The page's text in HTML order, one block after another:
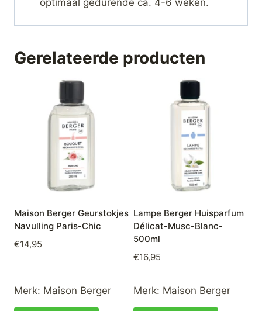
Gerelateerde producten
Maison Berger Geurstokjes
Navulling Paris-Chic
€14,95
Merk: Maison Berger
Lampe Berger Huisparfum
Délicat-Musc-Blanc-
500ml
€16,95
Merk: Maison Berger